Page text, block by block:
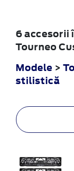
6 accesorii
Tourneo
Modele >
stilistică